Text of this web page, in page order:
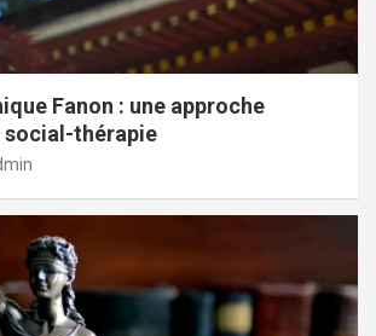
Fanon : une approche
social-thérapie